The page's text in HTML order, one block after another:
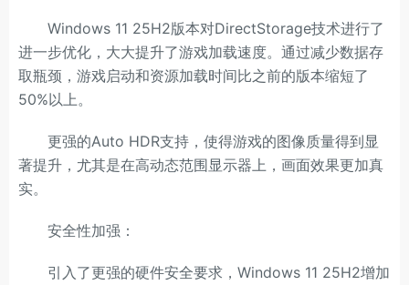
Windows 11 25H2版本对DirectStorage技术进行了
进一步优化，大大提升了游戏加载速度。通过减少数据存
取瓶颈，游戏启动和资源加载时间比之前的版本缩短了
50%以上。
更强的Auto HDR支持，使得游戏的图像质量得到显
著提升，尤其是在高动态范围显示器上，画面效果更加真
实。
安全性加强：
引入了更强的硬件安全要求，Windows 11 25H2增加